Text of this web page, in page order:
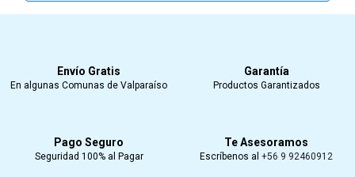
Envío Gratis
En algunas Comunas de Valparaíso
Garantía
Productos Garantizados
Pago Seguro
Seguridad 100% al Pagar
Te Asesoramos
Escríbenos al +56 9 92460912